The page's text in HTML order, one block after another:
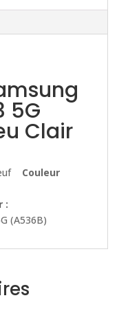
5G
Clair
Couleur
:
(A536B)